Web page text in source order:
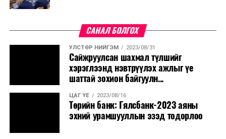
САНАЛ БОЛГОХ
УЛСТӨР НИЙГЭМ 2023/08/31
Сайжруулсан шахмал түлшийг
хэрэглээнд нэвтрүүлэх ажлыг үе
шаттай зохион байгуулн...
ЦАГ ҮЕ 2023/08/16
Төрийн банк: Гялсбанк-2023 аяны
эхний урамшууллын эзэд тодорлоо